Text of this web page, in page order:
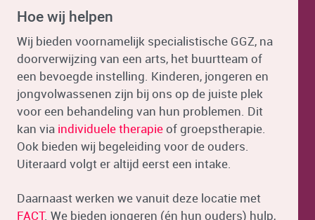
Hoe wij helpen
Wij bieden voornamelijk specialistische GGZ, na
doorverwijzing van een arts, het buurtteam of
een bevoegde instelling. Kinderen, jongeren en
jongvolwassenen zijn bij ons op de juiste plek
voor een behandeling van hun problemen. Dit
kan via individuele therapieof groepstherapie.
Ook bieden wij begeleiding voor de ouders.
Uiteraard volgt er altijd eerst een intake.
Daarnaast werken we vanuit deze locatie met
FACT. We bieden jongeren (én hun ouders) hulp,